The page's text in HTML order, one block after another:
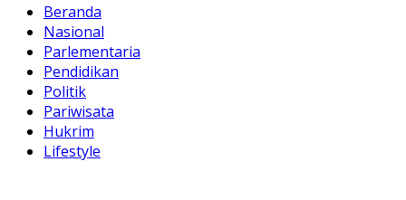
Beranda
Nasional
Parlementaria
Pendidikan
Politik
Pariwisata
Hukrim
Lifestyle